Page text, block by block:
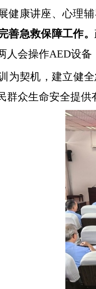
健康讲座、心理
善急救保障工作。
人会操作AED设备
为契机，建立健
众生命安全提供